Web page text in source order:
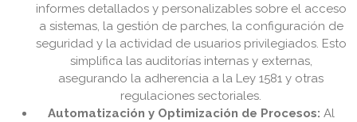
informes detallados y personalizables sobre el acceso
a sistemas, la gestión de parches, la configuración de
seguridad y la actividad de usuarios privilegiados. Esto
simplifica las auditorías internas y externas,
asegurando la adherencia a la Ley 1581 y otras
regulaciones sectoriales.
Automatización y Optimización de Procesos: Al